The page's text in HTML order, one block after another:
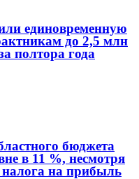
единовременную
до 2,5 млн
полтора года
бюджета
в 11 %, несмотря
на прибыль